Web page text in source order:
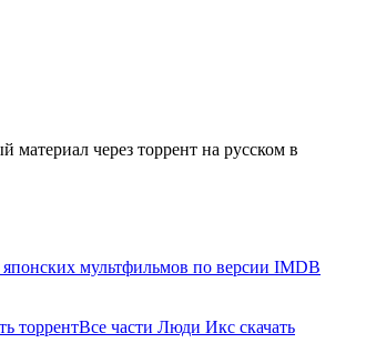
через торрент на русском в
мультфильмов по версии IMDB
торрентВсе части Люди Икс скачать